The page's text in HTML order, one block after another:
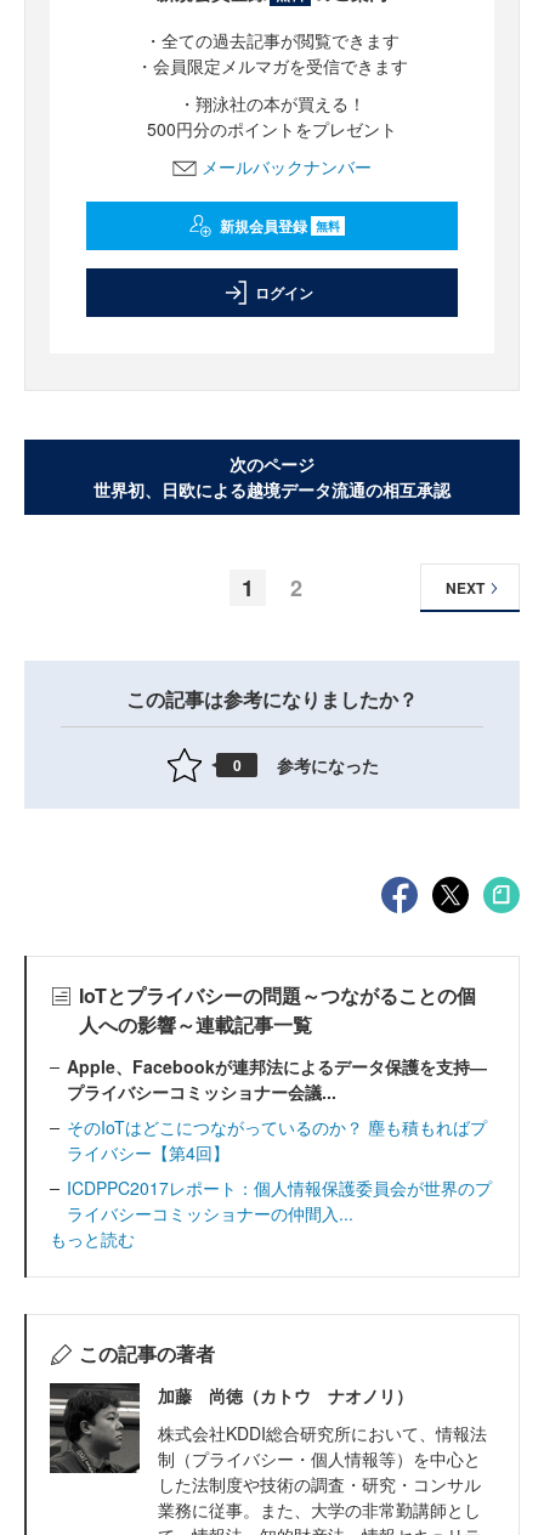
・全ての過去記事が閲覧できます
・会員限定メルマガを受信できます
・翔泳社の本が買える！
500円分のポイントをプレゼント
メールバックナンバー
新規会員登録 無料
ログイン
次のページ
世界初、日欧による越境データ流通の相互承認
1 2 NEXT
この記事は参考になりましたか？
0 参考になった
IoTとプライバシーの問題～つながることの個
人への影響～連載記事一覧
Apple、Facebookが連邦法によるデータ保護を支持―
プライバシーコミッショナー会議...
そのIoTはどこにつながっているのか？ 塵も積もればプ
ライバシー【第4回】
ICDPPC2017レポート：個人情報保護委員会が世界のプ
ライバシーコミッショナーの仲間入...
もっと読む
この記事の著者
加藤 尚徳（カトウ ナオノリ）
株式会社KDDI総合研究所において、情報法
制（プライバシー・個人情報等）を中心と
した法制度や技術の調査・研究・コンサル
業務に従事。また、大学の非常勤講師とし